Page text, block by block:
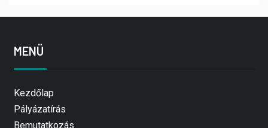
MENÜ
Kezdőlap
Pályázatírás
Bemutatkozás